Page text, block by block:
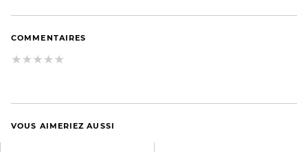
COMMENTAIRES
VOUS AIMERIEZ AUSSI